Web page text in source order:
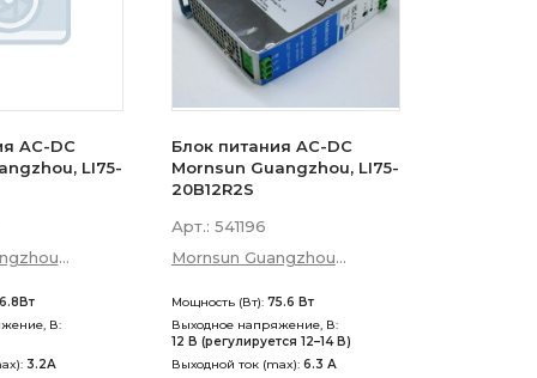
AC-DC
LI75-
В:
3.2А
Блок питания AC-DC
Mornsun Guangzhou, LI75-
20B12R2S
Арт.: 541196
Mornsun Guangzhou
Co., Ltd
Мощность (Вт): 75.6 Вт
Выходное напряжение, В:
12 В (регулируется 12–14 В)
Выходной ток (max): 6.3 А